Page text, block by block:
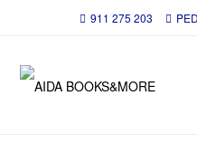
911 275 203